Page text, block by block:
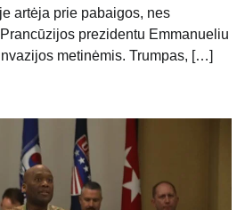
artėja prie pabaigos, nes
prezidentu Emmanueliu
metinėmis. Trumpas, […]